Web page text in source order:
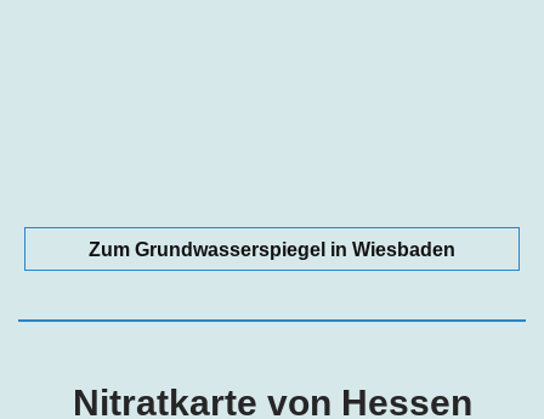
Zum Grundwasserspiegel in Wiesbaden
Nitratkarte von Hessen